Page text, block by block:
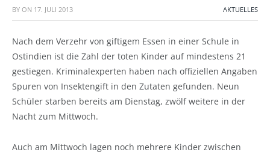
BY ON 17. JULI 2013 AKTUELLES
Nach dem Verzehr von giftigem Essen in einer Schule in
Ostindien ist die Zahl der toten Kinder auf mindestens 21
gestiegen. Kriminalexperten haben nach offiziellen Angaben
Spuren von Insektengift in den Zutaten gefunden. Neun
Schüler starben bereits am Dienstag, zwölf weitere in der
Nacht zum Mittwoch.
Auch am Mittwoch lagen noch mehrere Kinder zwischen